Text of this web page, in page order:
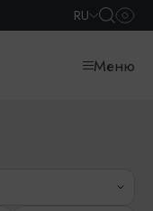
RU
Меню